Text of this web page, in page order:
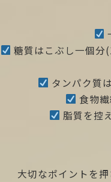
糖質はこぶし一個
タンパク質
食物
脂質を控
大切なポイントを